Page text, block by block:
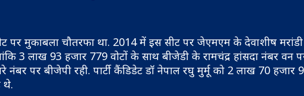
पर मुकाबला चौतरफा था. 2014 में इस सीट पर जेएमएम के देवाशीष
3 लाख 93 हजार 779 वोटों के साथ बीजेडी के रामचंद्र हांसदा नंबर वन
पर बीजेपी रही. पार्टी कैंडिडेट डॉ नेपाल रघु मुर्मू को 2 लाख 70 हजार
थे.